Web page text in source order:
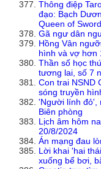
Thông điệp
đạo: Bạch
Queen of
Gã ngư dân
Hồng Vân
hình và vợ hơn
Thần số học
tương lai, số 7
Con trai NSND
sóng truyền
'Người lính đỏ',
Biên phòng
Lịch âm hôm
20/8/2024
Án mạng đau
Lời khai 'hai
xuống bể bơi,